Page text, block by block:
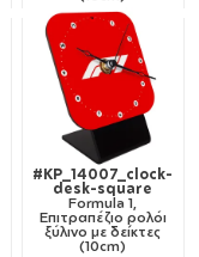
#KP_14007_clock-
desk-square
Formula 1,
Επιτραπέζιο ρολόι
ξύλινο με δείκτες
(10cm)